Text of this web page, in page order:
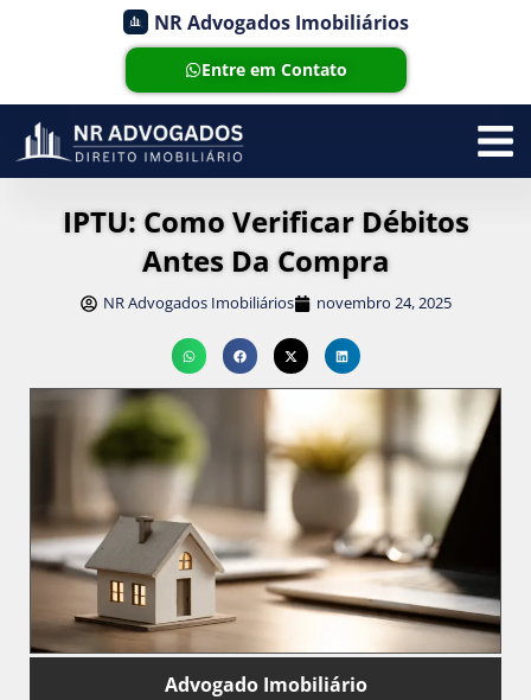
NR Advogados Imobiliários
Entre em Contato
IPTU: Como Verificar Débitos
Antes Da Compra
NR Advogados Imobiliários novembro 24, 2025
Advogado Imobiliário